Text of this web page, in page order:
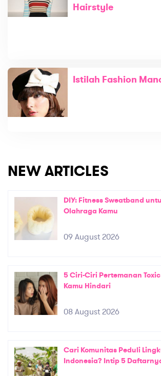
Hairstyle
Istilah Fashion
NEW ARTICLES
DIY: Fitness Sweatband
Olahraga Kamu
09 August 2026
5 Ciri-Ciri Pertemanan
Kamu Hindari
08 August 2026
Cari Komunitas Peduli
Indonesia? Intip 5